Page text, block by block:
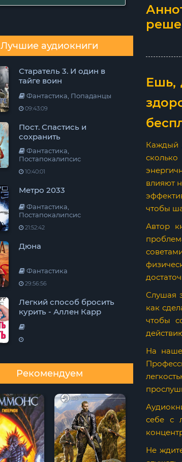
Лучшие аудиокниги
Старатель 3. И один в
тайге воин
Фантастика, Попаданцы
09:43:09
Пост. Спастись и
сохранить
Фантастика,
Постапокалипсис
10:40:01
Метро 2033
Фантастика,
Постапокалипсис
21:52:42
Дюна
Фантастика
29:56:56
Легкий способ бросить
курить - Аллен Карр
Рекомендуем
Ешь,
Каждый
влияют
чтобы
Автор
Слушая
как
чтобы
На
себе с
Не